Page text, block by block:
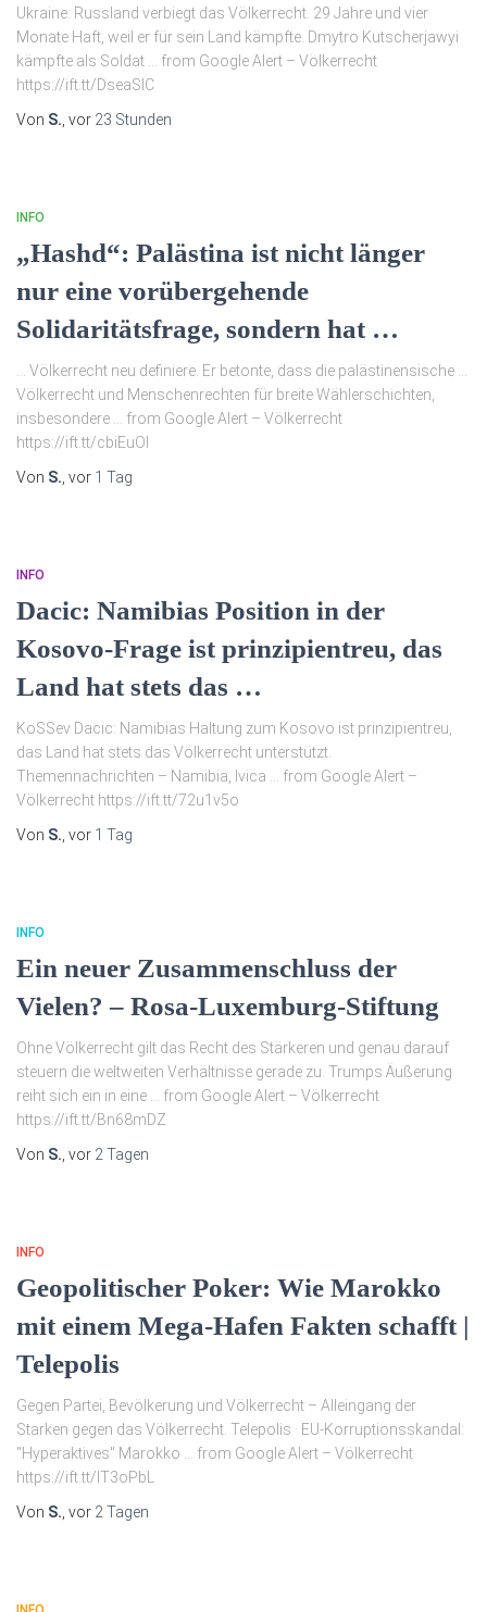
Ukraine: Russland verbiegt das Völkerrecht. 29 Jahre und vier
Monate Haft, weil er für sein Land kämpfte. Dmytro Kutscherjawyi
kämpfte als Soldat … from Google Alert – Völkerrecht
https://ift.tt/DseaSlC
Von S. , vor 23 Stunden
INFO
„Hashd“: Palästina ist nicht länger
nur eine vorübergehende
Solidaritätsfrage, sondern hat …
… Völkerrecht neu definiere. Er betonte, dass die palästinensische …
Völkerrecht und Menschenrechten für breite Wählerschichten,
insbesondere … from Google Alert – Völkerrecht
https://ift.tt/cbiEuOI
Von S. , vor 1 Tag
INFO
Dacic: Namibias Position in der
Kosovo-Frage ist prinzipientreu, das
Land hat stets das …
KoSSev Dacic: Namibias Haltung zum Kosovo ist prinzipientreu,
das Land hat stets das Völkerrecht unterstützt.
Themennachrichten – Namibia, Ivica … from Google Alert –
Völkerrecht https://ift.tt/72u1v5o
Von S. , vor 1 Tag
INFO
Ein neuer Zusammenschluss der
Vielen? – Rosa-Luxemburg-Stiftung
Ohne Völkerrecht gilt das Recht des Stärkeren und genau darauf
steuern die weltweiten Verhältnisse gerade zu. Trumps Äußerung
reiht sich ein in eine … from Google Alert – Völkerrecht
https://ift.tt/Bn68mDZ
Von S. , vor 2 Tagen
INFO
Geopolitischer Poker: Wie Marokko
mit einem Mega-Hafen Fakten schafft |
Telepolis
Gegen Partei, Bevölkerung und Völkerrecht – Alleingang der
Starken gegen das Völkerrecht. Telepolis · EU-Korruptionsskandal:
"Hyperaktives" Marokko … from Google Alert – Völkerrecht
https://ift.tt/lT3oPbL
Von S. , vor 2 Tagen